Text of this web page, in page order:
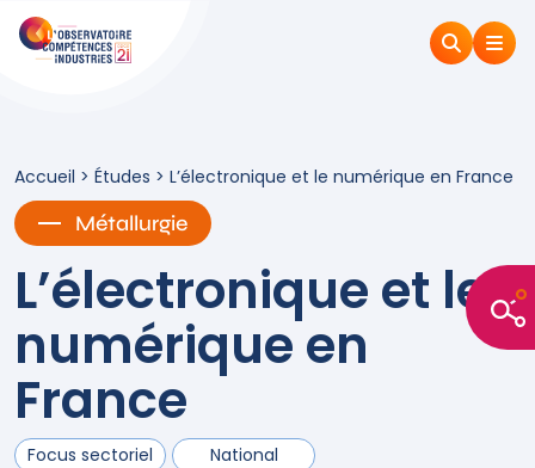
Accueil > Études > L’électronique et le numérique en France
Métallurgie
L’électronique et le
numérique en
France
Focus sectoriel National